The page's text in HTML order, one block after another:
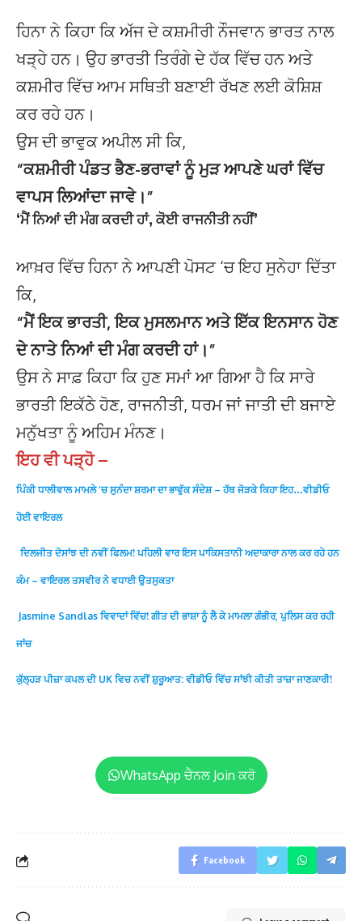
ਹਿਨਾ ਨੇ ਕਿਹਾ ਕਿ ਅੱਜ ਦੇ ਕਸ਼ਮੀਰੀ ਨੌਜਵਾਨ ਭਾਰਤ ਨਾਲ
ਖੜ੍ਹੇ ਹਨ। ਉਹ ਭਾਰਤੀ ਤਿਰੰਗੇ ਦੇ ਹੱਕ ਵਿੱਚ ਹਨ ਅਤੇ
ਕਸ਼ਮੀਰ ਵਿੱਚ ਆਮ ਸਥਿਤੀ ਬਣਾਈ ਰੱਖਣ ਲਈ ਕੋਸ਼ਿਸ਼
ਕਰ ਰਹੇ ਹਨ।
ਉਸ ਦੀ ਭਾਵੁਕ ਅਪੀਲ ਸੀ ਕਿ,
“ਕਸ਼ਮੀਰੀ ਪੰਡਤ ਭੈਣ-ਭਰਾਵਾਂ ਨੂੰ ਮੁੜ ਆਪਣੇ ਘਰਾਂ ਵਿੱਚ
ਵਾਪਸ ਲਿਆਂਦਾ ਜਾਵੇ।”
‘ਮੈਂ ਨਿਆਂ ਦੀ ਮੰਗ ਕਰਦੀ ਹਾਂ, ਕੋਈ ਰਾਜਨੀਤੀ ਨਹੀਂ’
ਆਖ਼ਰ ਵਿੱਚ ਹਿਨਾ ਨੇ ਆਪਣੀ ਪੋਸਟ ‘ਚ ਇਹ ਸੁਨੇਹਾ ਦਿੱਤਾ
ਕਿ,
“ਮੈਂ ਇਕ ਭਾਰਤੀ, ਇਕ ਮੁਸਲਮਾਨ ਅਤੇ ਇੱਕ ਇਨਸਾਨ ਹੋਣ
ਦੇ ਨਾਤੇ ਨਿਆਂ ਦੀ ਮੰਗ ਕਰਦੀ ਹਾਂ।”
ਉਸ ਨੇ ਸਾਫ਼ ਕਿਹਾ ਕਿ ਹੁਣ ਸਮਾਂ ਆ ਗਿਆ ਹੈ ਕਿ ਸਾਰੇ
ਭਾਰਤੀ ਇਕੱਠੇ ਹੋਣ, ਰਾਜਨੀਤੀ, ਧਰਮ ਜਾਂ ਜਾਤੀ ਦੀ ਬਜਾਏ
ਮਨੁੱਖਤਾ ਨੂੰ ਅਹਿਮ ਮੰਨਣ।
ਇਹ ਵੀ ਪੜ੍ਹੋ –
ਪਿੰਕੀ ਧਾਲੀਵਾਲ ਮਾਮਲੇ ‘ਚ ਸੁਨੰਦਾ ਸ਼ਰਮਾ ਦਾ ਭਾਵੁੱਕ ਸੰਦੇਸ਼ – ਹੱਥ ਜੋੜਕੇ ਕਿਹਾ ਇਹ…ਵੀਡੀਓ
ਹੋਈ ਵਾਇਰਲ
ਦਿਲਜੀਤ ਦੋਸਾਂਝ ਦੀ ਨਵੀਂ ਫਿਲਮ! ਪਹਿਲੀ ਵਾਰ ਇਸ ਪਾਕਿਸਤਾਨੀ ਅਦਾਕਾਰਾ ਨਾਲ ਕਰ ਰਹੇ ਹਨ
ਕੰਮ – ਵਾਇਰਲ ਤਸਵੀਰ ਨੇ ਵਧਾਈ ਉਤਸੁਕਤਾ
Jasmine Sandlas ਵਿਵਾਦਾਂ ਵਿੱਚ! ਗੀਤ ਦੀ ਭਾਸ਼ਾ ਨੂੰ ਲੈ ਕੇ ਮਾਮਲਾ ਗੰਭੀਰ, ਪੁਲਿਸ ਕਰ ਰਹੀ
ਜਾਂਚ
ਕੁੱਲ੍ਹੜ ਪੀਜ਼ਾ ਕਪਲ ਦੀ UK ਵਿਚ ਨਵੀਂ ਸ਼ੁਰੂਆਤ: ਵੀਡੀਓ ਵਿੱਚ ਸਾਂਝੀ ਕੀਤੀ ਤਾਜ਼ਾ ਜਾਣਕਾਰੀ!
WhatsApp ਚੈਨਲ Join ਕਰੋ
Facebook